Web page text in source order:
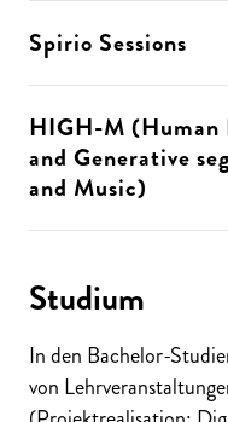
Spirio Sessions
HIGH-M (Human
and Generative
and Music)
Studium
In den Bachelor-
von